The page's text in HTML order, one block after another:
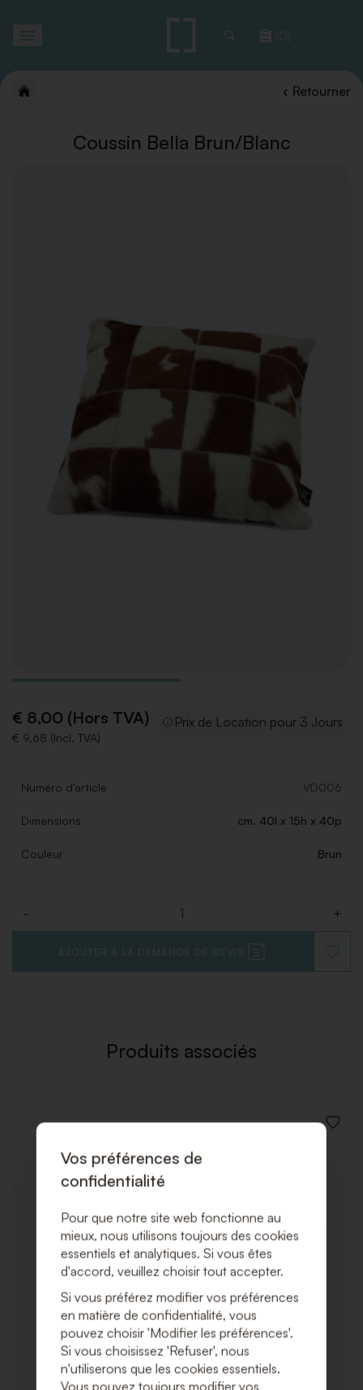
(0)
Retourner
Coussin Bella Brun/Blanc
€ 8,00 (Hors TVA)
€ 9,68 (Incl. TVA)
Prix de Location pour 3 Jours
Numéro d'article VD006
Dimensions cm. 40l x 15h x 40p
Couleur Brun
- +
AJOUTER À LA DEMANDE DE DEVIS
À
Produits associés
Vos préférences de
confidentialité
Pour que notre site web fonctionne au
mieux, nous utilisons toujours des cookies
essentiels et analytiques. Si vous êtes
d'accord, veuillez choisir tout accepter.
Si vous préférez modifier vos préférences
en matière de confidentialité, vous
pouvez choisir 'Modifier les préférences'.
Si vous choisissez 'Refuser', nous
n'utiliserons que les cookies essentiels.
Vous pouvez toujours modifier vos